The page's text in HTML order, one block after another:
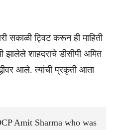
सकाळी ट्विट करून ही माहिती
झालेले शाहदराचे डीसीपी अमित
आले. त्यांची प्रकृती आता
Amit Sharma who was